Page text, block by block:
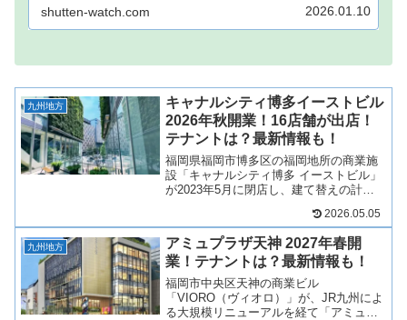
てきましたが、本当にお金になるの？個人情報
shutten-watch.com 2026.01.10
九州地方
キャナルシティ博多イーストビル
2026年秋開業！16店舗が出店！
テナントは？最新情報も！
福岡県福岡市博多区の福岡地所の商業施
設「キャナルシティ博多 イーストビル」
が2023年5月に閉店し、建て替えの計画
ルシティ博多イーストビルは復活し、16
店舗が出店！キャナルシティ博多イース
トビルの再開...
2026.05.05
九州地方
アミュプラザ天神 2027年春開
業！テナントは？最新情報も！
福岡市中央区天神の商業ビル
「VIORO（ヴィオロ）」が、JR九州によ
る大規模リニューアルを経て「アミュプ